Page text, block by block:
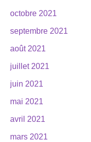
octobre 2021
septembre 2021
août 2021
juillet 2021
juin 2021
mai 2021
avril 2021
mars 2021